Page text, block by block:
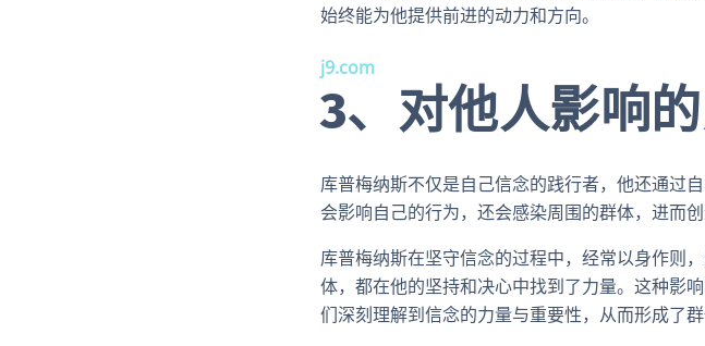
始终能为他提供前进的动力和方向。
j9.com
3、对他人影响
库普梅纳斯不仅是自己信念的践行者，他还通过
会影响自己的行为，还会感染周围的群体，进而创
库普梅纳斯在坚守信念的过程中，经常以身作则
体，都在他的坚持和决心中找到了力量。这种影
们深刻理解到信念的力量与重要性，从而形成了群